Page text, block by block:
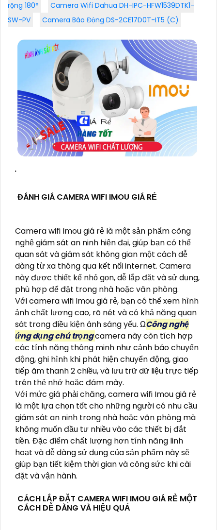
rộng 180°
Camera Wifi Dahua DH-IPC-HFW1539DTK1-
SW-PV
Camera Báo Động DS-2CE17D0T-IT5 (C)
'
ĐÁNH GIÁ CAMERA WIFI IMOU GIÁ RẺ
Camera wifi Imou giá rẻ là một sản phẩm công
nghệ giám sát an ninh hiện đại, giúp bạn có thể
quan sát và giám sát không gian một cách dễ
dàng từ xa thông qua kết nối internet. Camera
này được thiết kế nhỏ gọn, dễ lắp đặt và sử dụng,
phù hợp để đặt trong nhà hoặc văn phòng.
Với camera wifi Imou giá rẻ, bạn có thể xem hình
ảnh chất lượng cao, rõ nét và có khả năng quan
sát trong điều kiện ánh sáng yếu. ΩCông nghệ
ứng dụng chú trọngcamera này còn tích hợp
các tính năng thông minh như cảnh báo chuyển
động, ghi hình khi phát hiện chuyển động, giao
tiếp âm thanh 2 chiều, và lưu trữ dữ liệu trực tiếp
trên thẻ nhớ hoặc đám mây.
Với mức giá phải chăng, camera wifi Imou giá rẻ
là một lựa chọn tốt cho những người có nhu cầu
giám sát an ninh trong nhà hoặc văn phòng mà
không muốn đầu tư nhiều vào các thiết bị đắt
tiền. Đặc điểm chất lượng hơn tính năng linh
hoạt và dễ dàng sử dụng của sản phẩm này sẽ
giúp bạn tiết kiệm thời gian và công sức khi cài
đặt và vận hành.
CÁCH LẮP ĐẶT CAMERA WIFI IMOU GIÁ RẺ MỘT
CÁCH DỄ DÀNG VÀ HIỆU QUẢ